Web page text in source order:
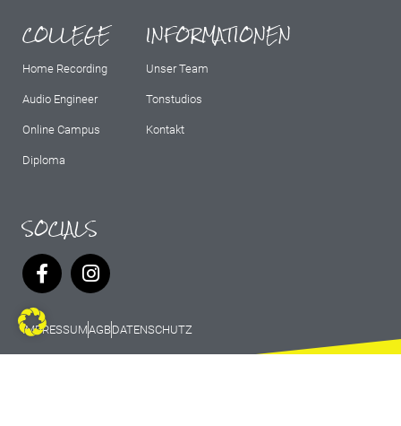
COLLEGE
Home Recording
Audio Engineer
Online Campus
Diploma
INFORMATIONEN
Unser Team
Tonstudios
Kontakt
SOCIALS
IMPRESSUMAGBDATENSCHUTZ